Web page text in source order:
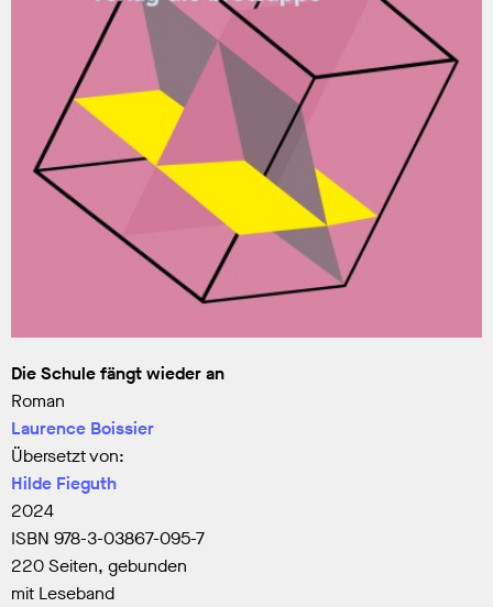
Die Schule fängt wieder an
Roman
Laurence Boissier
Übersetzt von:
Hilde Fieguth
2024
ISBN 978-3-03867-095-7
220 Seiten, gebunden
mit Leseband